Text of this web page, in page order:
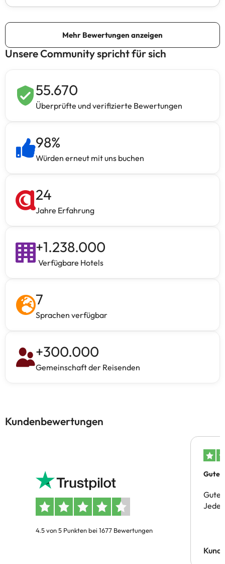
Unsere Community spricht für sich
55.670
Überprüfte und verifizierte Bewertungen
98%
Würden erneut mit uns buchen
24
Jahre Erfahrung
+1.238.000
Verfügbare Hotels
7
Sprachen verfügbar
+300.000
Gemeinschaft der Reisenden
Kundenbewertungen
4.5 von 5 Punkten bei 1677 Bewertungen
Gutes
Gute